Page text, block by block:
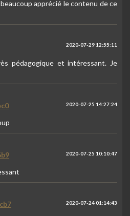
apprécié le contenu de ce
2020-07-29 12:55:11
pédagogique et intéressant. Je
2020-07-25 14:27:24
2020-07-25 10:10:47
2020-07-24 01:14:43